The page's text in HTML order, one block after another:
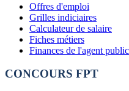
Offres d'emploi
Grilles indiciaires
Calculateur de salaire
Fiches métiers
Finances de l'agent public
CONCOURS FPT